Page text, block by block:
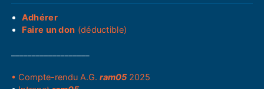
Adhérer
Faire un don (déductible)
• Compte-rendu A.G.ram05 2025